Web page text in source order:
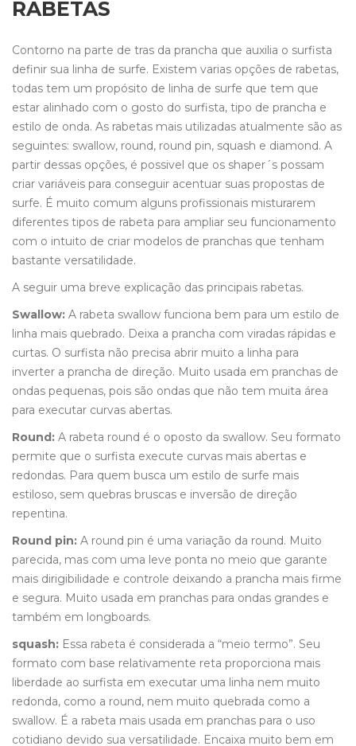
RABETAS
Contorno na parte de tras da prancha que auxilia o surfista
definir sua linha de surfe. Existem varias opções de rabetas,
todas tem um propósito de linha de surfe que tem que
estar alinhado com o gosto do surfista, tipo de prancha e
estilo de onda. As rabetas mais utilizadas atualmente são as
seguintes: swallow, round, round pin, squash e diamond. A
partir dessas opções, é possivel que os shaper´s possam
criar variáveis para conseguir acentuar suas propostas de
surfe. É muito comum alguns profissionais misturarem
diferentes tipos de rabeta para ampliar seu funcionamento
com o intuito de criar modelos de pranchas que tenham
bastante versatilidade.
A seguir uma breve explicação das principais rabetas.
Swallow: A rabeta swallow funciona bem para um estilo de
linha mais quebrado. Deixa a prancha com viradas rápidas e
curtas. O surfista não precisa abrir muito a linha para
inverter a prancha de direção. Muito usada em pranchas de
ondas pequenas, pois são ondas que não tem muita área
para executar curvas abertas.
Round: A rabeta round é o oposto da swallow. Seu formato
permite que o surfista execute curvas mais abertas e
redondas. Para quem busca um estilo de surfe mais
estiloso, sem quebras bruscas e inversão de direção
repentina.
Round pin: A round pin é uma variação da round. Muito
parecida, mas com uma leve ponta no meio que garante
mais dirigibilidade e controle deixando a prancha mais firme
e segura. Muito usada em pranchas para ondas grandes e
também em longboards.
squash: Essa rabeta é considerada a “meio termo”. Seu
formato com base relativamente reta proporciona mais
liberdade ao surfista em executar uma linha nem muito
redonda, como a round, nem muito quebrada como a
swallow. É a rabeta mais usada em pranchas para o uso
cotidiano devido sua versatilidade. Encaixa muito bem em